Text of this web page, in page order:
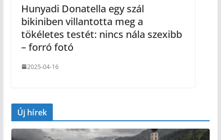
Hunyadi Donatella egy szál
bikiniben villantotta meg a
tökéletes testét: nincs nála szexibb
– forró fotó
2025-04-16
Új hírek